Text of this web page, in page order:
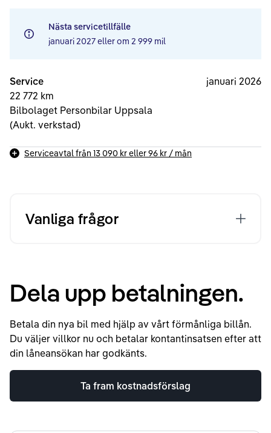
Nästa servicetillfälle
januari 2027eller om 2 999 mil
Service
22 772 km
Bilbolaget Personbilar Uppsala
(Aukt. verkstad)
januari 2026
Serviceavtal från 13 090 kreller96 kr / mån
Vanliga frågor
Dela upp betalningen.
Betala din nya bil med hjälp av vårt förmånliga billån.
Du väljer villkor nu och betalar kontantinsatsen efter att
din låneansökan har godkänts.
Ta fram kostnadsförslag